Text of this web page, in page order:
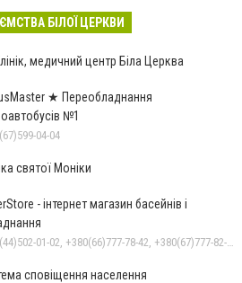
Всі матеріали тут
БІЛОЇ ЦЕРКВИ
медичний центр Біла Церква
★ Переобладнання
№1
04-04
святої Моніки
- інтернет магазин басейнів і
сповіщення населення